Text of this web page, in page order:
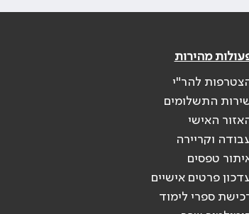
מהירות
להר"י
התשלומים
האישי
וקריירה
טפסים
פרטים אישיים
ספרי לימוד